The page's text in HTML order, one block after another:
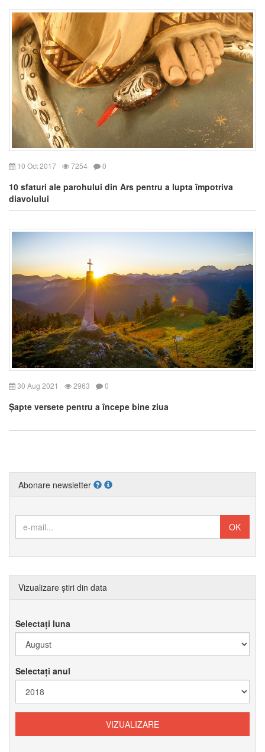
10 Oct 2017 7254 0
10 sfaturi ale parohului din Ars pentru a lupta împotriva
diavolului
30 Aug 2021 2963 0
Șapte versete pentru a începe bine ziua
Abonare newsletter
Vizualizare știri din data
Selectați luna
Selectați anul